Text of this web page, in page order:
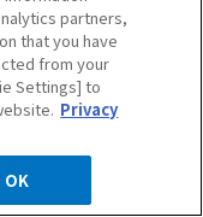
せ
INC. All rights reserved.
partners,
that you have
from your
Settings] to
Privacy
OK